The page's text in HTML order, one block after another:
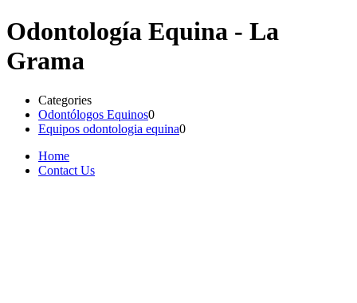
Odontología Equina - La
Grama
Categories
Odontólogos Equinos0
Equipos odontologia equina0
Home
Contact Us